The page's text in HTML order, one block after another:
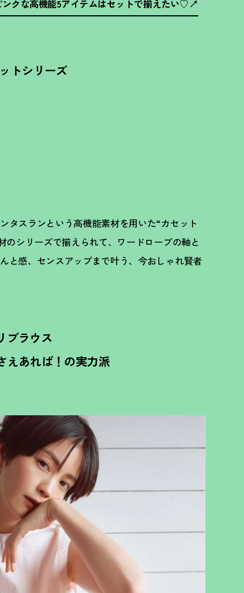
ンクな高機能5アイテムはセットで揃えたい♡
トシリーズ
タスランという高機能素材を用いた“カセット
のシリーズで揃えられて、ワードローブの軸と
と感、センスアップまで叶う、今おしゃれ賢者
ブラウス
えあれば！ の実力派